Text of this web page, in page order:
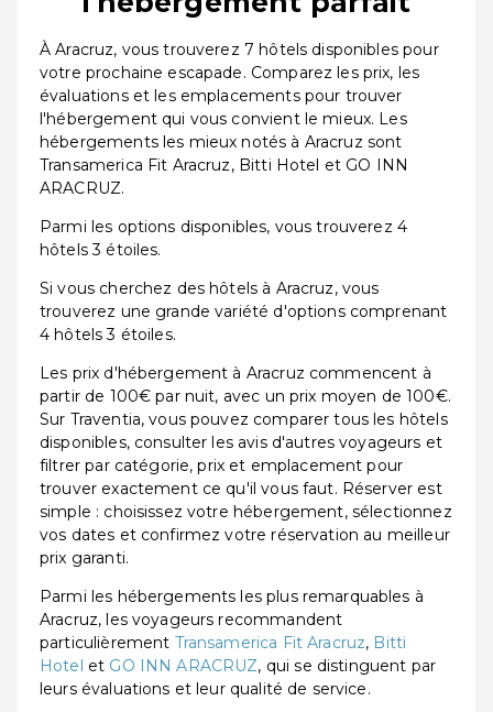
À Aracruz, vous trouverez 7 hôtels disponibles pour
votre prochaine escapade. Comparez les prix, les
évaluations et les emplacements pour trouver
l'hébergement qui vous convient le mieux. Les
hébergements les mieux notés à Aracruz sont
Transamerica Fit Aracruz, Bitti Hotel et GO INN
ARACRUZ.
Parmi les options disponibles, vous trouverez 4
hôtels 3 étoiles.
Si vous cherchez des hôtels à Aracruz, vous
trouverez une grande variété d'options comprenant
4 hôtels 3 étoiles.
Les prix d'hébergement à Aracruz commencent à
partir de 100€ par nuit, avec un prix moyen de 100€.
Sur Traventia, vous pouvez comparer tous les hôtels
disponibles, consulter les avis d'autres voyageurs et
filtrer par catégorie, prix et emplacement pour
trouver exactement ce qu'il vous faut. Réserver est
simple : choisissez votre hébergement, sélectionnez
vos dates et confirmez votre réservation au meilleur
prix garanti.
Parmi les hébergements les plus remarquables à
Aracruz, les voyageurs recommandent
particulièrement Transamerica Fit Aracruz, Bitti
Hotel et GO INN ARACRUZ, qui se distinguent par
leurs évaluations et leur qualité de service.